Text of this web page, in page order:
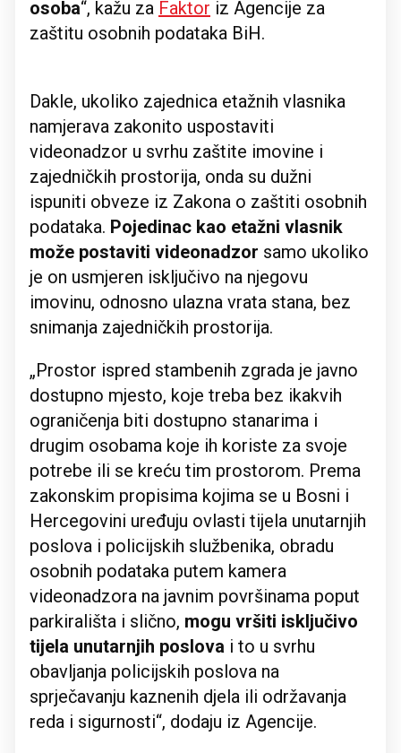
osoba“, kažu za Faktor iz Agencije za
zaštitu osobnih podataka BiH.
Dakle, ukoliko zajednica etažnih vlasnika
namjerava zakonito uspostaviti
videonadzor u svrhu zaštite imovine i
zajedničkih prostorija, onda su dužni
ispuniti obveze iz Zakona o zaštiti osobnih
podataka. Pojedinac kao etažni vlasnik
može postaviti videonadzor samo ukoliko
je on usmjeren isključivo na njegovu
imovinu, odnosno ulazna vrata stana, bez
snimanja zajedničkih prostorija.
„Prostor ispred stambenih zgrada je javno
dostupno mjesto, koje treba bez ikakvih
ograničenja biti dostupno stanarima i
drugim osobama koje ih koriste za svoje
potrebe ili se kreću tim prostorom. Prema
zakonskim propisima kojima se u Bosni i
Hercegovini uređuju ovlasti tijela unutarnjih
poslova i policijskih službenika, obradu
osobnih podataka putem kamera
videonadzora na javnim površinama poput
parkirališta i slično, mogu vršiti isključivo
tijela unutarnjih poslova i to u svrhu
obavljanja policijskih poslova na
sprječavanju kaznenih djela ili održavanja
reda i sigurnosti“, dodaju iz Agencije.